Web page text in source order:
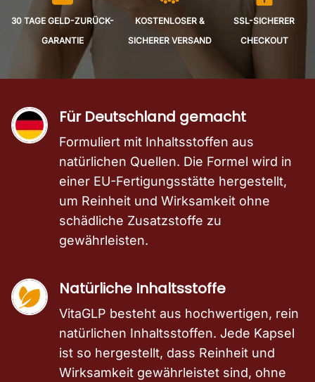
30 TAGE GELD-ZURÜCK-
GARANTIE
KOSTENLOSER &
SICHERER VERSAND
SSL-SICHERER
CHECKOUT
Für Deutschland gemacht
Formuliert mit Inhaltsstoffen aus
natürlichen Quellen. Die Formel wird in
einer EU-Fertigungsstätte hergestellt,
um Reinheit und Wirksamkeit ohne
schädliche Zusatzstoffe zu
gewährleisten.
Natürliche Inhaltsstoffe
VitaGLP besteht aus hochwertigen, rein
natürlichen Inhaltsstoffen. Jede Kapsel
ist so hergestellt, dass Reinheit und
Wirksamkeit gewährleistet sind, ohne